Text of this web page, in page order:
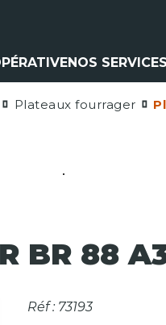
NOS SERVICES
Plateaux fourrager
BR 88
Réf : 73193